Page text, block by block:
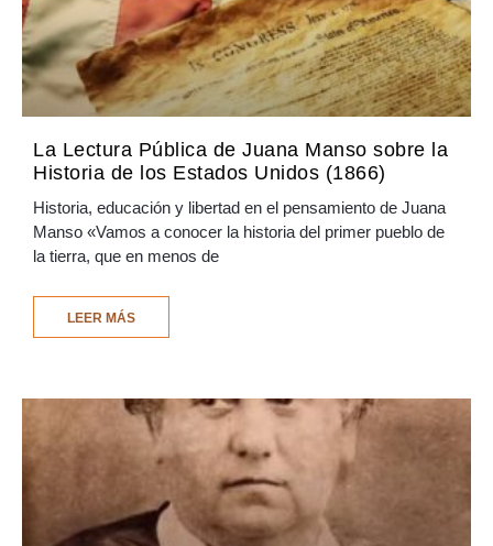
La Lectura Pública de Juana Manso sobre la
Historia de los Estados Unidos (1866)
Historia, educación y libertad en el pensamiento de Juana
Manso «Vamos a conocer la historia del primer pueblo de
la tierra, que en menos de
LEER MÁS